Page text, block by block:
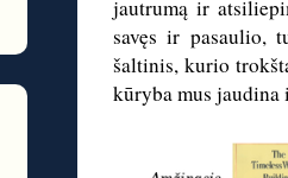
jautrumą ir
savęs ir pasaulio,
šaltinis, kurio
kūryba mus jaudina